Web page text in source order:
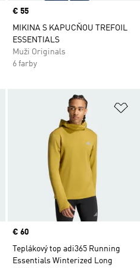
Price
€ 55
MIKINA S KAPUCŇOU TREFOIL
ESSENTIALS
Muži Originals
6 farby
Pridať do zoznamu želaných
Price
€ 60
Teplákový top adi365 Running
Essentials Winterized Long